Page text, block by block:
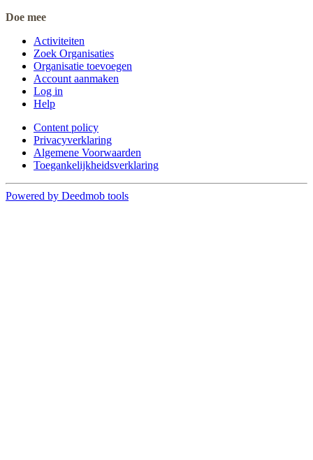
Doe mee
Activiteiten
Zoek Organisaties
Organisatie toevoegen
Account aanmaken
Log in
Help
Content policy
Privacyverklaring
Algemene Voorwaarden
Toegankelijkheidsverklaring
Powered by Deedmob tools